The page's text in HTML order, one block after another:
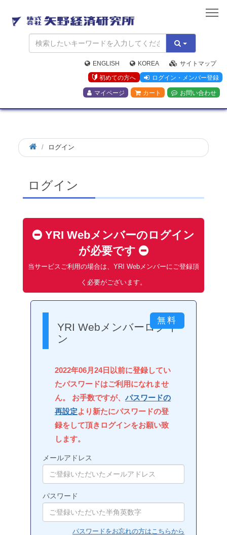
矢
野
経
済
研
究
所
ENGLISH KOREA
サイトマップ
初めての方へ
ログイン・メンバー登録
マイページ カート お問い合わせ
ログイン
ログイン
YRI Webメンバーのログイン
が必要です
当サービスご利用の場合は、YRI Webメンバーにご登録頂
く必要がございます。
YRI Webメンバーログイ
ン
2022年06月24日以前に登録してい
たパスワードはご利用になれませ
ん。 お手数ですが、 パスワードの
再設定より新たにパスワードの登
録をして頂きログインをお願い致
します。
メールアドレス
パスワード
パスワードをお忘れの方はこちらから